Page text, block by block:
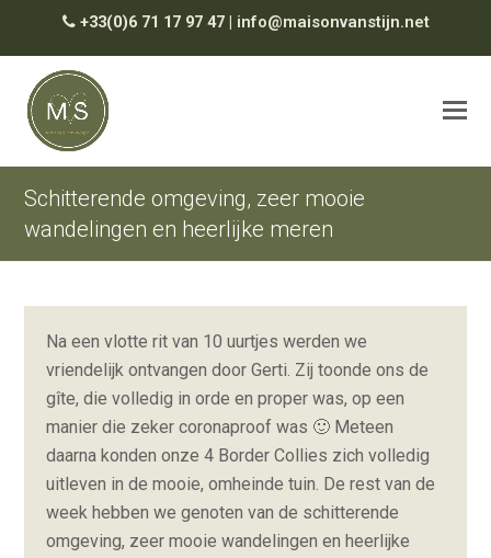
+33(0)6 71 17 97 47| info@maisonvanstijn.net
Schitterende omgeving, zeer mooie
wandelingen en heerlijke meren
Na een vlotte rit van 10 uurtjes werden we
vriendelijk ontvangen door Gerti. Zij toonde ons de
gîte, die volledig in orde en proper was, op een
manier die zeker coronaproof was 🙂 Meteen
daarna konden onze 4 Border Collies zich volledig
uitleven in de mooie, omheinde tuin. De rest van de
week hebben we genoten van de schitterende
omgeving, zeer mooie wandelingen en heerlijke